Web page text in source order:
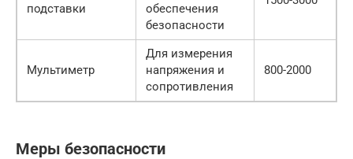
подставки
обеспечения
безопасности
Мультиметр
Для измерения
напряжения и
сопротивления
800-2000
Меры безопасности